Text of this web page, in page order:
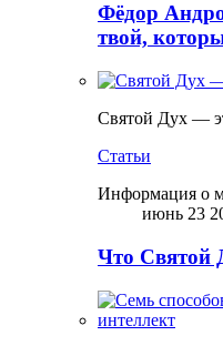
Фёдор
твой,
Святой Дух —
Статьи
Информация о
июнь 23
Что Святой